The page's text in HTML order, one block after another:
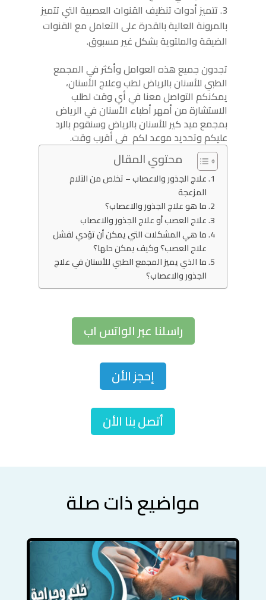
تتميز أدوات تنظيف القنوات العصبية التي تتميز
بالمرونة العالية بالقدرة على التعامل مع القنوات
الضيقة والملتوية بشكل غير مسبوق.
تجدون جميع هذه العوامل وأكثر في المجمع
الطبي للأسنان بالرياض لطب وعلاج الأسنان،
يمكنكم التواصل معنا في أي وقت لطلب
الاستشارة من أمهر أطباء الأسنان في الرياض
بمجمع ميد كير للأسنان بالرياض وسنقوم بالرد
عليكم وتحديد موعد لكم في أقرب وقت.
محتوي المقال
علاج الجذور والاعصاب – تخلص من الآلام
المزعجة
ما هو علاج الجذور والاعصاب؟
علاج العصب أو علاج الجذور والاعصاب
ما هي المشكلات التي يمكن أن تؤدي لفشل
علاج العصب؟ وكيف يمكن حلها؟
ما الذي يميز المجمع الطبي للأسنان في علاج
الجذور والاعصاب؟
راسلنا عبر الواتس اب
إحجز الأن
أتصل بنا الأن
مواضيع ذات صلة